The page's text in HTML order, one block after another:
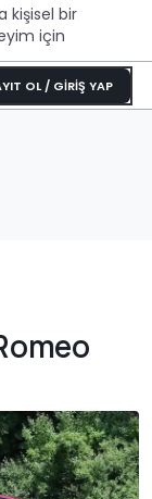
kişisel bir
için
OL / GİRİŞ YAP